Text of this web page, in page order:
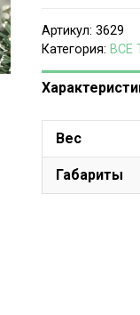
Артикул:3629
Категория: ВСЕ
Вес
Габариты